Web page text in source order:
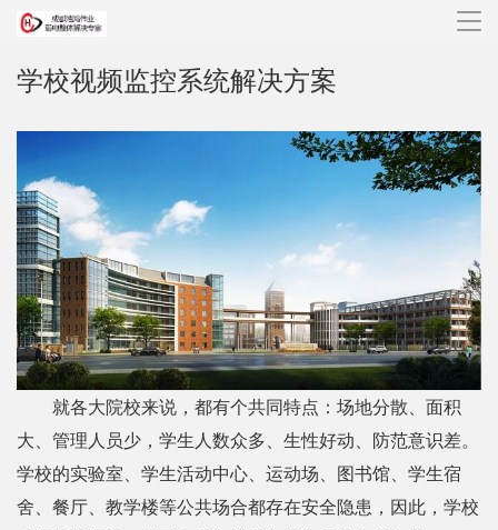
导
学校视频监控系统解决方案
就各大院校来说，都有个共同特点：场地分散、面积
大、管理人员少，学生人数众多、生性好动、防范意识差。
学校的实验室、学生活动中心、运动场、图书馆、学生宿
舍、餐厅、教学楼等公共场合都存在安全隐患，因此，学校